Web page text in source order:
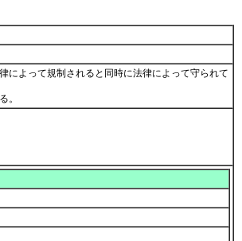
によって規制されると同時に法律によって守られて
。